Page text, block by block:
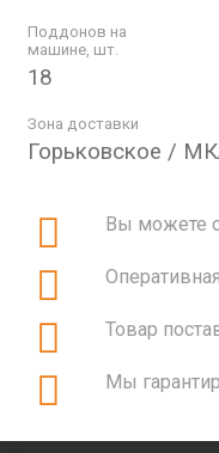
Поддонов на
машине, шт.
18
Зона доставки
Горьковское /
Вы можете
Товар
Мы